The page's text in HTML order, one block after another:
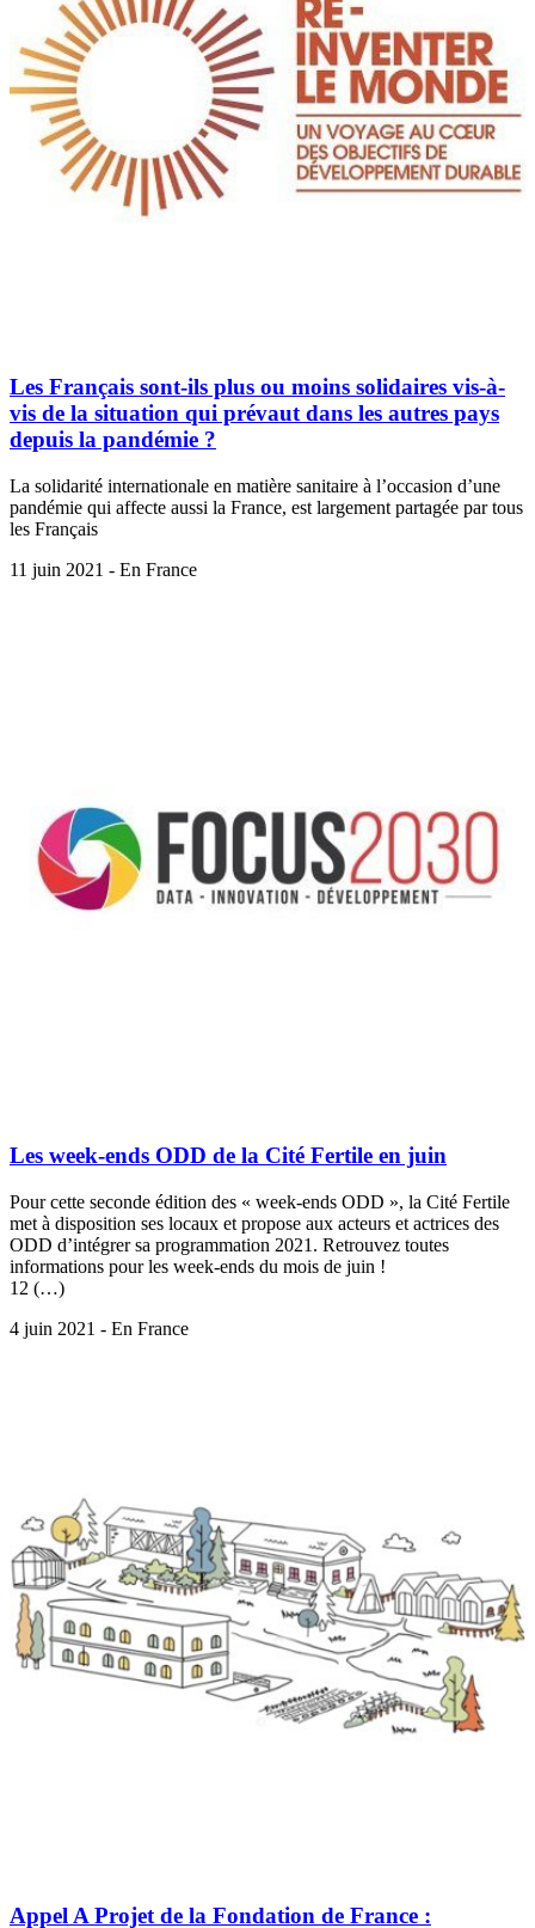
Les Français sont-ils plus ou moins solidaires vis-à-
vis de la situation qui prévaut dans les autres pays
depuis la pandémie ?
La solidarité internationale en matière sanitaire à l’occasion d’une
pandémie qui affecte aussi la France, est largement partagée par tous
les Français
11 juin 2021 - En France
Les week-ends ODD de la Cité Fertile en juin
Pour cette seconde édition des « week-ends ODD », la Cité Fertile
met à disposition ses locaux et propose aux acteurs et actrices des
ODD d’intégrer sa programmation 2021. Retrouvez toutes
informations pour les week-ends du mois de juin !
12 (…)
4 juin 2021 - En France
Appel A Projet de la Fondation de France :